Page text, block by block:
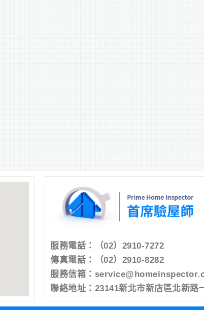
服務電話：
（02）2910-7272
傳真電話：（02）2910-8282
服務信箱：
聯絡地址：23141新北市新店區北新路